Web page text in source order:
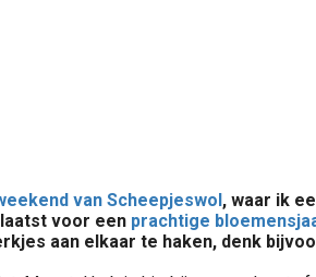
van Scheepjeswol, waar ik
voor een prachtige
aan elkaar te haken, denk